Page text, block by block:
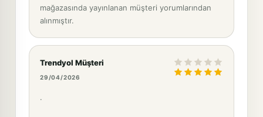
mağazasında yayınlanan müşteri yorumlarından
alınmıştır.
Trendyol Müşteri
29/04/2026
.